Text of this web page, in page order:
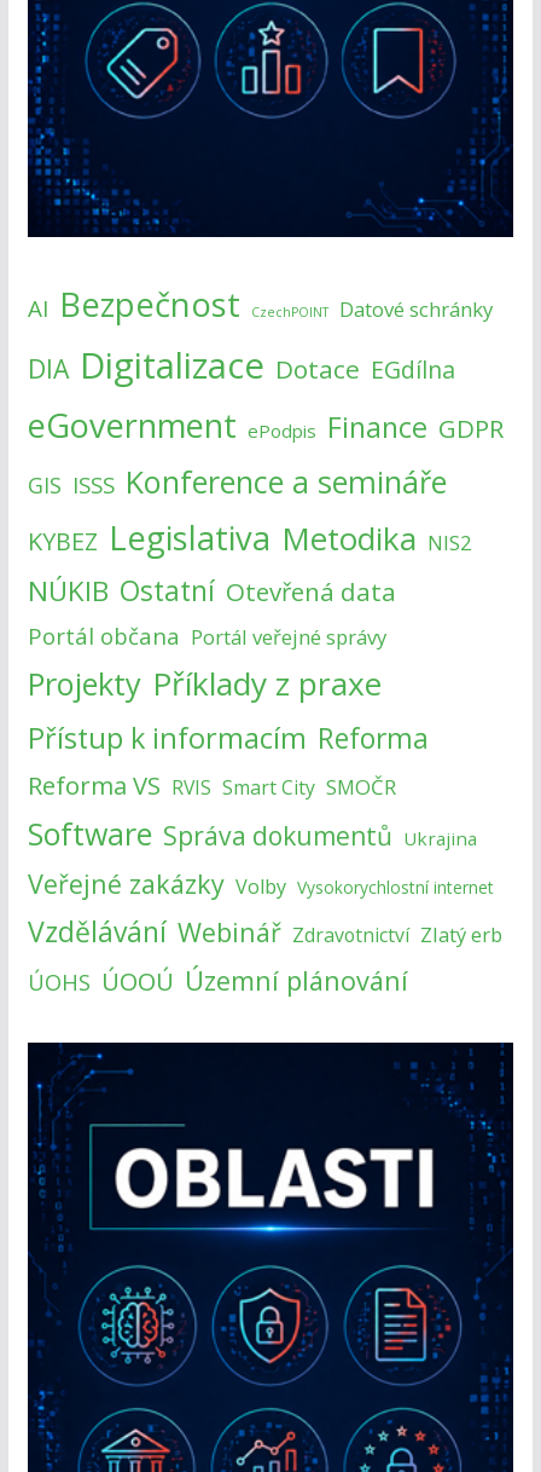
AI Bezpečnost CzechPOINT Datové schránky
DIA Digitalizace Dotace EGdílna
eGovernment ePodpis Finance GDPR
GIS ISSS Konference a semináře
KYBEZ Legislativa Metodika NIS2
NÚKIB Ostatní Otevřená data
Portál občana Portál veřejné správy
Projekty Příklady z praxe
Přístup k informacím Reforma
Reforma VS RVIS Smart City SMOČR
Software Správa dokumentů Ukrajina
Veřejné zakázky Volby Vysokorychlostní internet
Vzdělávání Webinář Zdravotnictví Zlatý erb
ÚOHS ÚOOÚ Územní plánování